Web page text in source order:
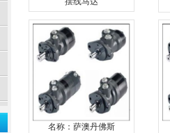
名称：萨澳丹佛斯